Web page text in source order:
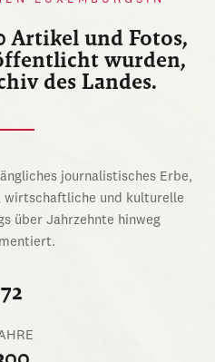
Artikel und Fotos,
wurden,
des Landes.
journalistisches Erbe,
wirtschaftliche und kulturelle
über Jahrzehnte hinweg
72